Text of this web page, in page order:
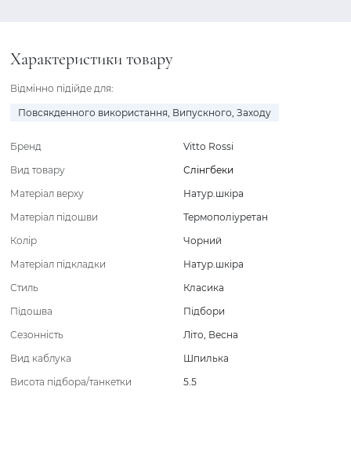
Характеристики товару
Відмінно підійде для:
Повсякденного використання, Випускного, Заходу
Бренд
Vitto Rossi
Вид товару
Слінгбеки
Матеріал верху
Натур.шкіра
Матеріал підошви
Термополіуретан
Колір
Чорний
Матеріал підкладки
Натур.шкіра
Стиль
Класика
Підошва
Підбори
Сезонність
Літо, Весна
Вид каблука
Шпилька
Висота підбора/танкетки
5.5